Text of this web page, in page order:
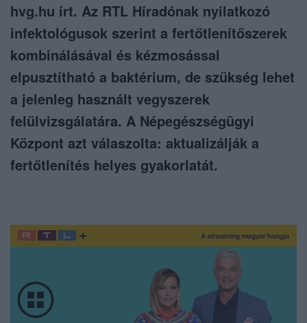
hvg.hu írt. Az RTL Híradónak nyilatkozó
infektológusok szerint a fertőtlenítőszerek
kombinálásával és kézmosással
elpusztítható a baktérium, de szükség lehet
a jelenleg használt vegyszerek
felülvizsgálatára. A Népegészségügyi
Központ azt válaszolta: aktualizálják a
fertőtlenítés helyes gyakorlatát.